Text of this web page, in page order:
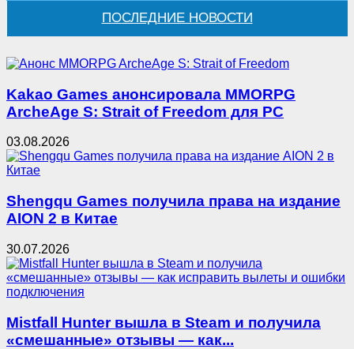
ПОСЛЕДНИЕ НОВОСТИ
Kakao Games анонсировала MMORPG
ArcheAge S: Strait of Freedom для PC
03.08.2026
Shengqu Games получила права на издание
AION 2 в Китае
30.07.2026
Mistfall Hunter вышла в Steam и получила
«смешанные» отзывы — как...